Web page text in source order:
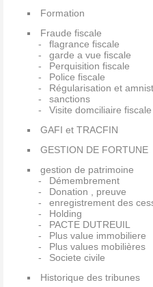
Formation
Fraude fiscale
flagrance fiscale
garde a vue fiscale
Perquisition fiscale
Police fiscale
Régularisation et
sanctions
Visite domciliaire fiscale
GAFI et TRACFIN
GESTION DE FORTUNE
gestion de patrimoine
Démembrement
Donation , preuve
enregistrement des
Holding
PACTE DUTREUIL
Plus value immobiliere
Plus values mobilières
Societe civile
Historique des tribunes